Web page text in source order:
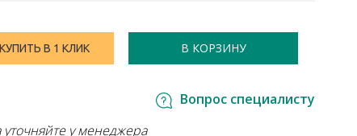
КУПИТЬ В 1 КЛИК В КОРЗИНУ
Вопрос специалисту
у менеджера